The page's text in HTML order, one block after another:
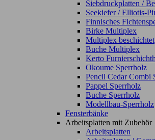
Siebdruckplatten /
Seekiefer / Elliotis-
Finnisches
Birke Multiplex
Multiplex beschichtet
Buche Multiplex
Kerto
Okoume Sperrholz
Pencil Cedar Combi
Pappel Sperrholz
Buche Sperrholz
Modellbau-Sperrholz
Fensterbänke
Arbeitsplatten mit Zubehör
Arbeitsplatten